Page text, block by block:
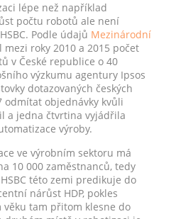
lépe než například
počtu robotů ale není
Podle údajů Mezinárodní
roky 2010 a 2015 počet
v České republice o 40
výzkumu agentury Ipsos
dotazovaných českých
odmítat objednávky kvůli
a jedna čtvrtina vyjádřila
výroby.
ve výrobním sektoru má
10 000 zaměstnanců, tedy
této zemi predikuje do
nárůst HDP, pokles
tam přitom klesne do